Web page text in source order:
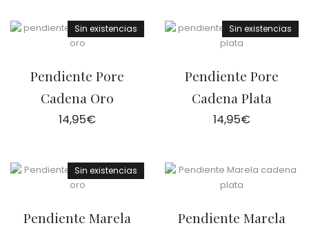
Sin existencias
Pendiente Pore
Cadena Oro
14,95€
Sin existencias
Pendiente Pore
Cadena Plata
14,95€
Sin existencias
Pendiente Marela Pendiente Marela